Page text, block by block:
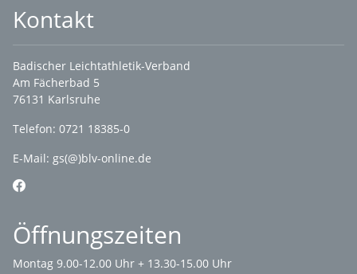
Kontakt
Badischer Leichtathletik-Verband
Am Fächerbad 5
76131 Karlsruhe
Telefon: 0721 18385-0
E-Mail: gs(@)blv-online.de
Öffnungszeiten
Montag 9.00-12.00 Uhr + 13.30-15.00 Uhr